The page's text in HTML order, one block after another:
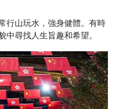
行山玩水，強身健體。有時
中尋找人生旨趣和希望。